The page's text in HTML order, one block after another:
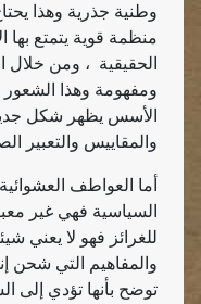
وطنية جذرية وهذا
منظمة قوية يتمتع بها
الحقيقية ، ومن خلال
ومفهومة وهذا الشعور
الأسس يظهر شكل جديد
والمقاييس والتعبير
أما العواطف العشوائية
السياسية فهي غير
للغرائز فهو لا يعني
والمفاهيم التي شحن
توضح بأنها تؤدي إلى